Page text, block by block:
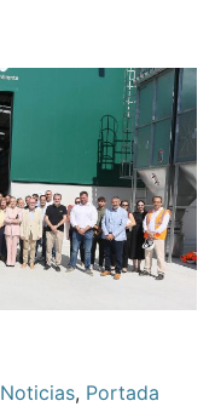
Noticias, Portada